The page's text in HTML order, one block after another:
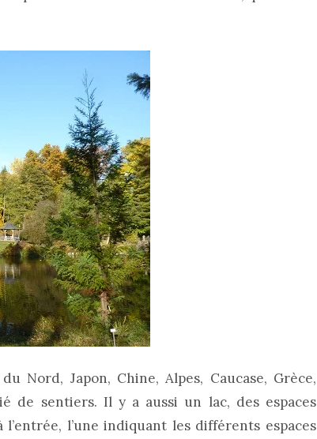
Nord, Japon, Chine, Alpes, Caucase, Grèce,
de sentiers. Il y a aussi un lac, des espaces
l’une indiquant les différents espaces